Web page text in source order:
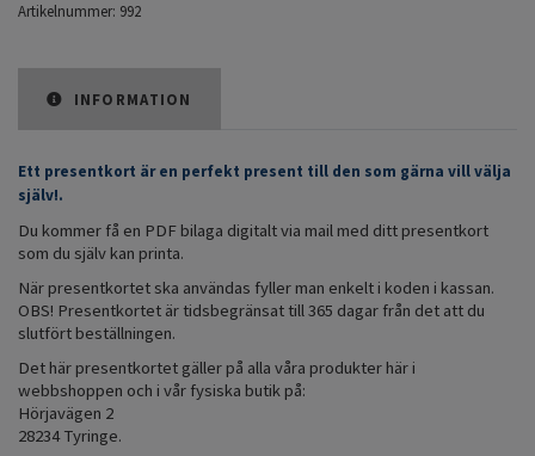
Artikelnummer: 992
INFORMATION
Ett presentkort är en perfekt present till den som gärna vill välja
själv!.
Du kommer få en PDF bilaga digitalt via mail med ditt presentkort
som du själv kan printa.
När presentkortet ska användas fyller man enkelt i koden i kassan.
OBS! Presentkortet är tidsbegränsat till 365 dagar från det att du
slutfört beställningen.
Det här presentkortet gäller på alla våra produkter här i
webbshoppen och i vår fysiska butik på:
Hörjavägen 2
28234 Tyringe.